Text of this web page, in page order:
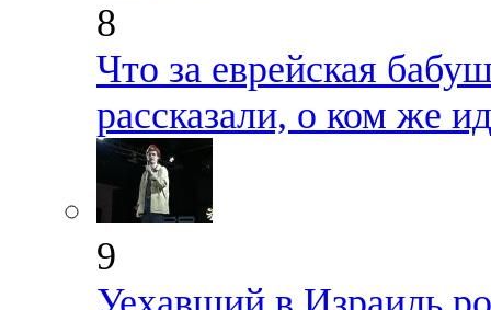
8
Что за еврейская
рассказали, о ком же
9